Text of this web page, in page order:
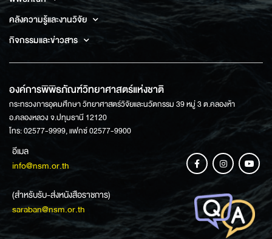
คลังความรู้และงานวิจัย
กิจกรรมและข่าวสาร
องค์การพิพิธภัณฑ์วิทยาศาสตร์แห่งชาติ
กระทรวงการอุดมศึกษา วิทยาศาสตร์วิจัยและนวัตกรรม 39 หมู่ 3 ต.คลองห้า
อ.คลองหลวง จ.ปทุมธานี 12120
โทร: 02577-9999, แฟกซ์ 02577-9900
อีเมล
info@nsm.or.th
(สำหรับรับ-ส่งหนังสือราชการ)
saraban@nsm.or.th